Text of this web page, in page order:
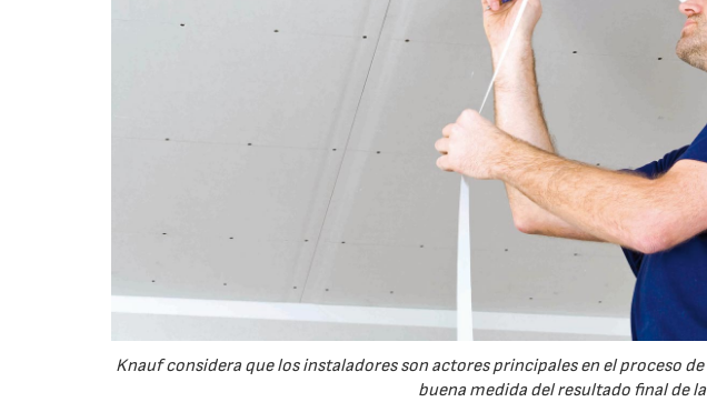
Knauf considera que los instaladores son actores principales en el proceso
buena medida del resultado final de